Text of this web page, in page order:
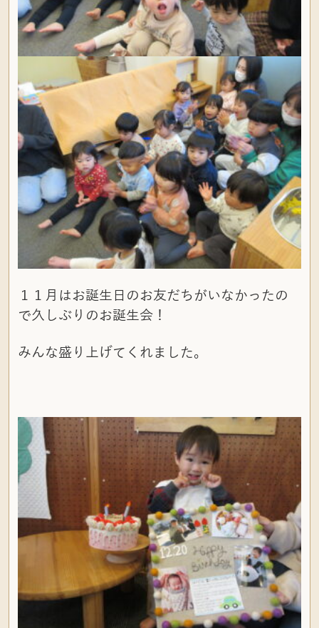
１１月はお誕生日のお友だちがいなかったの
で久しぶりのお誕生会！
みんな盛り上げてくれました。